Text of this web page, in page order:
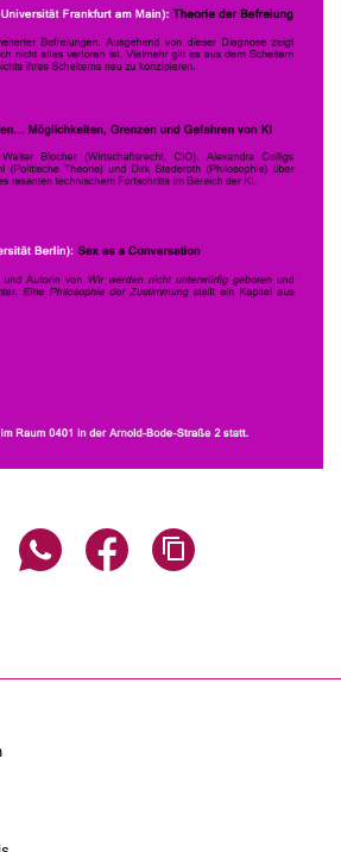
Seite über E-Mail teilen
Seite über WhatsApp teilen
Seite über Facebook